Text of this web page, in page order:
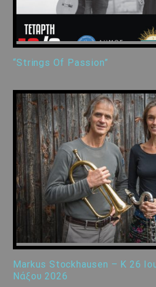
“Strings Of Passion”
Markus Stockhausen – K 26
Νάξου 2026